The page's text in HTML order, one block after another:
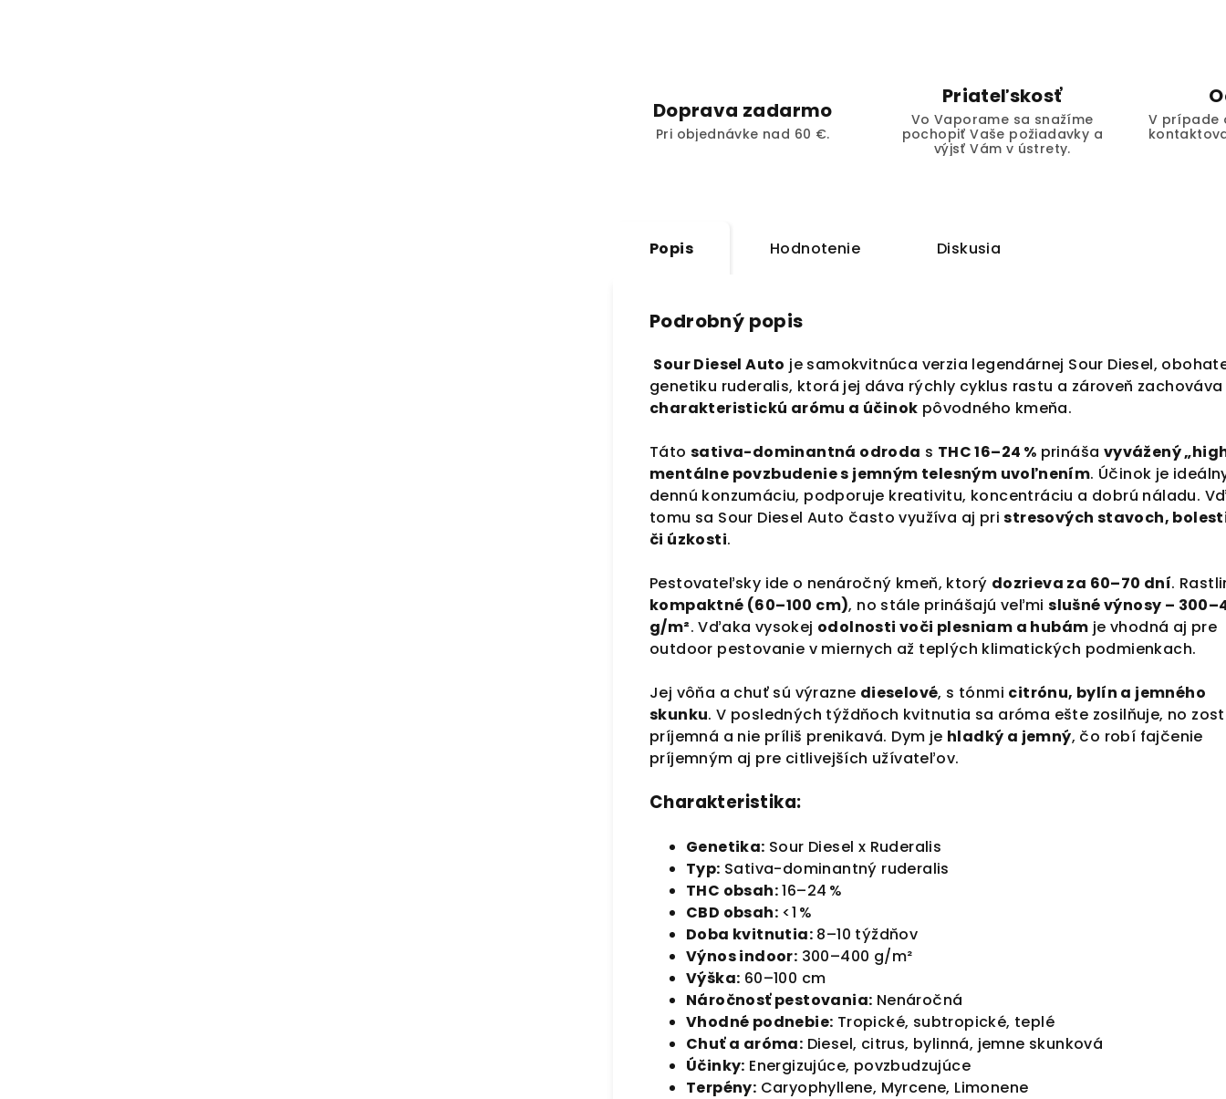
Doprava zadarmo
Pri objednávke nad 60 €.
Priateľskosť
Vo Vaporame sa snažíme
pochopiť Vaše požiadavky a
výjsť Vám v ústrety.
V prípade
Popis Hodnotenie Diskusia
Podrobný popis
Sour Diesel Auto je samokvitnúca verzia legendárnej Sour Diesel,
genetiku ruderalis, ktorá jej dáva rýchly cyklus rastu a zároveň zachováva
charakteristickú arómu a účinok pôvodného kmeňa.
Táto sativa-dominantná odroda s THC 16–24 % prináša vyvážený
mentálne povzbudenie s jemným telesným uvoľnením. Účinok je
dennú konzumáciu, podporuje kreativitu, koncentráciu a dobrú náladu.
tomu sa Sour Diesel Auto často využíva aj pristresových stavoch,
či úzkosti.
Pestovateľsky ide o nenáročný kmeň, ktorý dozrieva za 60–70 dní.
kompaktné (60–100 cm), no stále prinášajú veľmislušné výnosy –
g/m². Vďaka vysokej odolnosti voči plesniam a hubám je vhodná aj pre
outdoor pestovanie v miernych až teplých klimatických podmienkach.
Jej vôňa a chuť sú výrazne dieselové, s tónmi citrónu, bylín a jemného
skunku. V posledných týždňoch kvitnutia sa aróma ešte zosilňuje, no
príjemná a nie príliš prenikavá. Dym je hladký a jemný, čo robí fajčenie
príjemným aj pre citlivejších užívateľov.
Charakteristika:
Genetika: Sour Diesel x Ruderalis
Typ: Sativa-dominantný ruderalis
THC obsah:16–24 %
CBD obsah: <1 %
Doba kvitnutia: 8–10 týždňov
Výnos indoor: 300–400 g/m²
Výška: 60–100 cm
Náročnosť pestovania: Nenáročná
Vhodné podnebie: Tropické, subtropické, teplé
Chuť a aróma: Diesel, citrus, bylinná, jemne skunková
Účinky: Energizujúce, povzbudzujúce
Terpény: Caryophyllene, Myrcene, Limonene